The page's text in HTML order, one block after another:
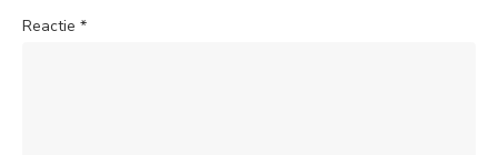
Reactie *